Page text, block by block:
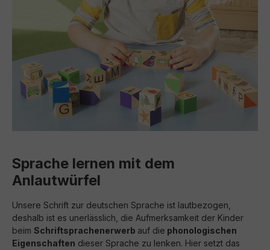
Sprache lernen mit dem
Anlautwürfel
Unsere Schrift zur deutschen Sprache ist lautbezogen,
deshalb ist es unerlässlich, die Aufmerksamkeit der Kinder
beim Schriftsprachenerwerb auf die phonologischen
Eigenschaften dieser Sprache zu lenken. Hier setzt das